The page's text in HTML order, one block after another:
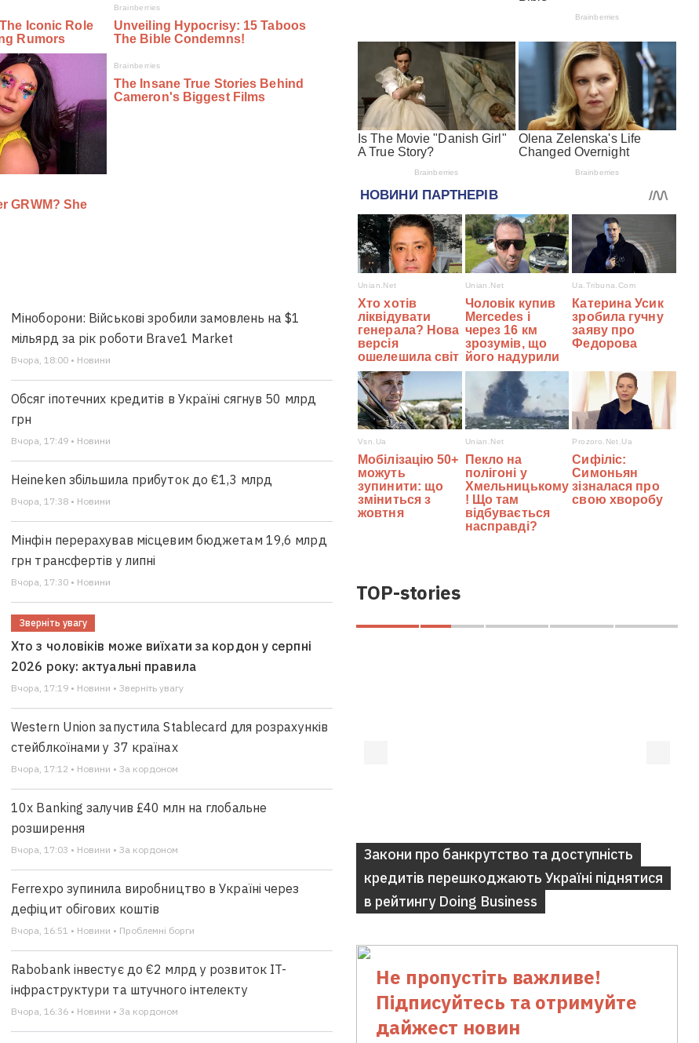
Міноборони: Військові зробили замовлень на $1
мільярд за рік роботи Brave1 Market
Вчора, 18:00 • Новини
Обсяг іпотечних кредитів в Україні сягнув 50 млрд
грн
Вчора, 17:49 • Новини
Heineken збільшила прибуток до €1,3 млрд
Вчора, 17:38 • Новини
Мінфін перерахував місцевим бюджетам 19,6 млрд
грн трансфертів у липні
Вчора, 17:30 • Новини
Зверніть увагу
Хто з чоловіків може виїхати за кордон у серпні
2026 року: актуальні правила
Вчора, 17:19 • Новини • Зверніть увагу
Western Union запустила Stablecard для розрахунків
стейблкоїнами у 37 країнах
Вчора, 17:12 • Новини • За кордоном
10x Banking залучив £40 млн на глобальне
розширення
Вчора, 17:03 • Новини • За кордоном
Ferrexpo зупинила виробництво в Україні через
дефіцит обігових коштів
Вчора, 16:51 • Новини • Проблемні борги
Rabobank інвестує до €2 млрд у розвиток IT-
інфраструктури та штучного інтелекту
Вчора, 16:36 • Новини • За кордоном
#СПЕЦПРОЕКТИ
Війна з Росією
Санкції проти росії
Гуманітарна допомога
TOP-stories